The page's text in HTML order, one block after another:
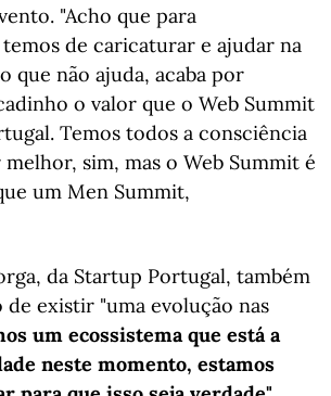
"Acho que para
de caricaturar e ajudar na
que não ajuda, acaba por
o valor que o Web Summit
Temos todos a consciência
sim, mas o Web Summit é
um Men Summit,
da Startup Portugal, também
de existir "uma evolução nas
um ecossistema que está a
neste momento, estamos